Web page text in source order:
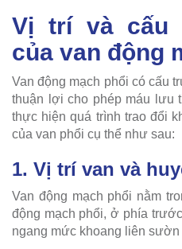
Vị trí và cấu
của van động
Van động mạch phổi có cấu
thuận lợi cho phép máu lưu
thực hiện quá trình trao đổi
của van phổi cụ thể như sau:
1. Vị trí van và
Van động mạch phổi nằm
động mạch phổi, ở phía
ngang mức khoang liên sườn